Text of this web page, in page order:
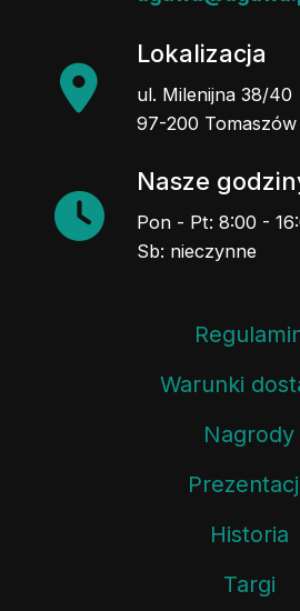
Lokalizacja
ul. Milenijna 38/40
97-200 Tomaszów
Nasze
Pon - Pt: 8:00 -
Sb: nieczynne
Warunki
Nagrody
Historia
Targi